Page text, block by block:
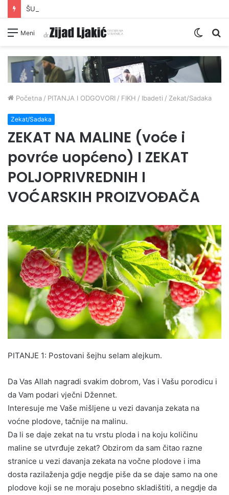
ŠUTNJA DAIJA O PRONEVJERI ZEKATA OD STRANE IZ-a
Meni
Switch
Početna / PITANJA I ODGOVORI / FIKH / Ibadeti / Zekat/Sadaka
Zekat/Sadaka
ZEKAT NA MALINE (voće i
povrće uopćeno) I ZEKAT
POLJOPRIVREDNIH I
VOĆARSKIH PROIZVOĐAČA
PITANJE 1: Postovani šejhu selam alejkum.
Da Vas Allah nagradi svakim dobrom, Vas i Vašu porodicu i
da Vam podari vječni Džennet.
Interesuje me Vaše mišljene u vezi davanja zekata na
voćne plodove, tačnije na malinu.
Da li se daje zekat na tu vrstu ploda i na koju količinu
maline se utvrđuje zekat? Obzirom da sam čitao razne
stranice u vezi davanja zekata na vočne plodove i ima
dosta razilaženja gdje negdje piše da se daje samo na one
plodove koji se ne moraju posebno skladištiti, a negdje da